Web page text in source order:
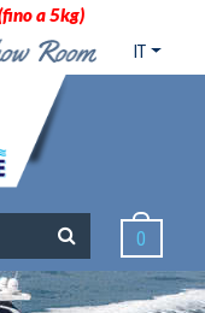
a 5kg)
IT
0